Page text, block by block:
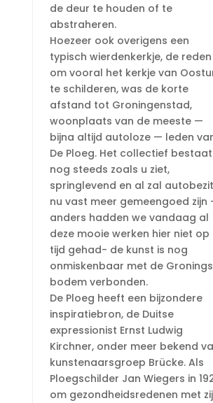
de deur te houden of te
abstraheren.
Hoezeer ook overigens een
typisch wierdenkerkje, de reden
om vooral het kerkje van
te schilderen, was de korte
afstand tot Groningenstad,
woonplaats van de meeste —
bijna altijd autoloze — leden
De Ploeg. Het collectief bestaat
nog steeds zoals u ziet,
springlevend en al zal autobezit
nu vast meer gemeengoed zijn
anders hadden we vandaag al
deze mooie werken hier niet op
tijd gehad- de kunst is nog
onmiskenbaar met de
bodem verbonden.
De Ploeg heeft een bijzondere
inspiratiebron, de Duitse
expressionist Ernst Ludwig
Kirchner, onder meer bekend
kunstenaarsgroep Brücke. Als
Ploegschilder Jan Wiegers in
om gezondheidsredenen met